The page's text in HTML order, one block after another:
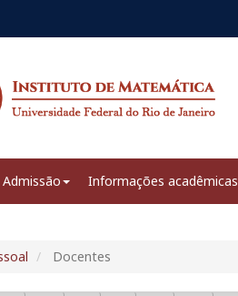
CONTEÚDO
Admissão Informações acadêmicas
Docentes